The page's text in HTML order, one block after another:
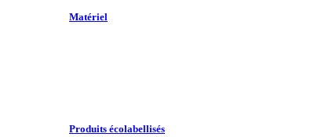
Matériel
Produits écolabellisés